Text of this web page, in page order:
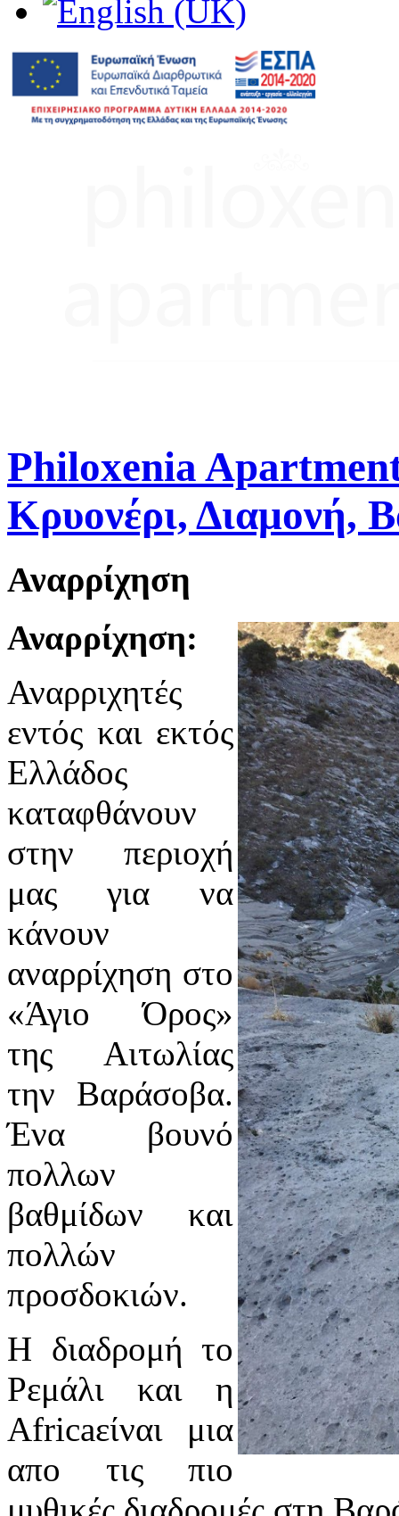
Philoxenia
Κρυονέρι, Διαμονή,
Αναρρίχηση
Αναρρίχηση:
Αναρριχητές
εντός και εκτός
Ελλάδος
καταφθάνουν
στην περιοχή
μας για να
κάνουν
αναρρίχηση στο
«Άγιο Όρος»
της Αιτωλίας
την Βαράσοβα.
Ένα βουνό
πολλων
βαθμίδων και
πολλών
προσδοκιών.
Η διαδρομή το
Ρεμάλι και η
Africaείναι μια
απο τις πιο